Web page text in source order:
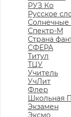
РУЗ Ко
Русское
Солнечные
Спектр-М
Страна
СФЕРА
Титул
ТЦУ
Учитель
УчЛит
Флер
Школьная
Экзамен
Эксмо